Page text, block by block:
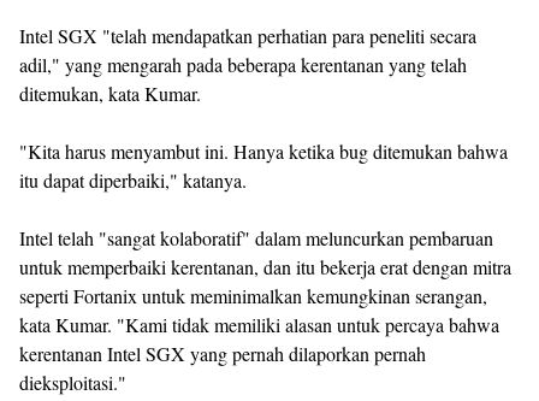
Intel SGX "telah mendapatkan perhatian para peneliti secara
adil," yang mengarah pada beberapa kerentanan yang telah
ditemukan, kata Kumar.
"Kita harus menyambut ini. Hanya ketika bug ditemukan bahwa
itu dapat diperbaiki," katanya.
Intel telah "sangat kolaboratif" dalam meluncurkan pembaruan
untuk memperbaiki kerentanan, dan itu bekerja erat dengan mitra
seperti Fortanix untuk meminimalkan kemungkinan serangan,
kata Kumar. "Kami tidak memiliki alasan untuk percaya bahwa
kerentanan Intel SGX yang pernah dilaporkan pernah
dieksploitasi."